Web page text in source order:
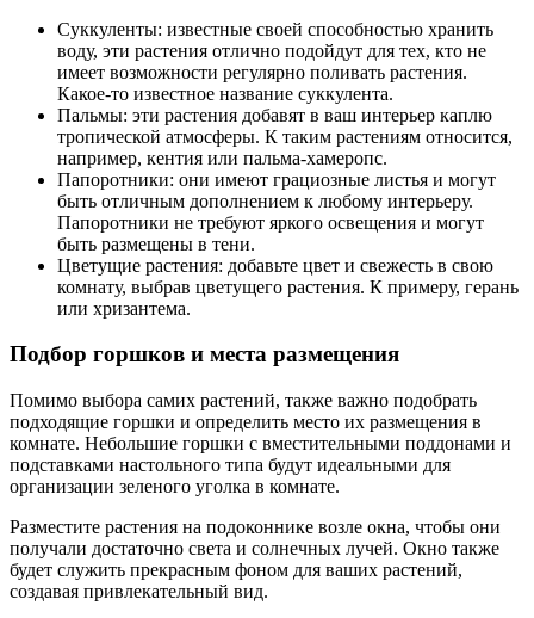
Суккуленты: известные своей способностью хранить
воду, эти растения отлично подойдут для тех, кто не
имеет возможности регулярно поливать растения.
Какое-то известное название суккулента.
Пальмы: эти растения добавят в ваш интерьер каплю
тропической атмосферы. К таким растениям относится,
например, кентия или пальма-хамеропс.
Папоротники: они имеют грациозные листья и могут
быть отличным дополнением к любому интерьеру.
Папоротники не требуют яркого освещения и могут
быть размещены в тени.
Цветущие растения: добавьте цвет и свежесть в свою
комнату, выбрав цветущего растения. К примеру, герань
или хризантема.
Подбор горшков и места размещения
Помимо выбора самих растений, также важно подобрать
подходящие горшки и определить место их размещения в
комнате. Небольшие горшки с вместительными поддонами и
подставками настольного типа будут идеальными для
организации зеленого уголка в комнате.
Разместите растения на подоконнике возле окна, чтобы они
получали достаточно света и солнечных лучей. Окно также
будет служить прекрасным фоном для ваших растений,
создавая привлекательный вид.